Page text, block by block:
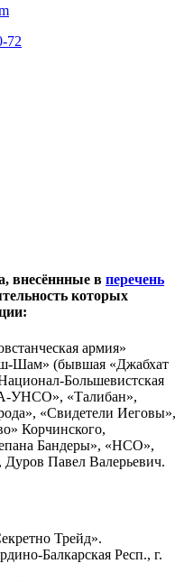
72
внесённные в перечень
которых
армия»
Шам» (бывшая «Джабхат
Большевистская
УНСО», «Талибан»,
«Свидетели Иеговы»,
Корчинского,
Бандеры», «НСО»,
Павел Валерьевич.
Трейд».
Балкарская Респ., г.